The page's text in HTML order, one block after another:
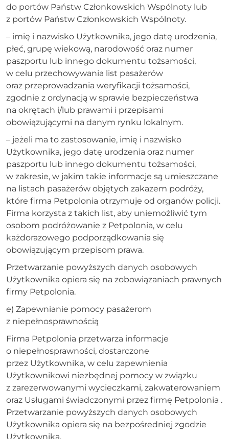
do portów Państw Członkowskich Wspólnoty lub
z portów Państw Członkowskich Wspólnoty.
– imię i nazwisko Użytkownika, jego datę urodzenia,
płeć, grupę wiekową, narodowość oraz numer
paszportu lub innego dokumentu tożsamości,
w celu przechowywania list pasażerów
oraz przeprowadzania weryfikacji tożsamości,
zgodnie z ordynacją w sprawie bezpieczeństwa
na okrętach i/lub prawami i przepisami
obowiązującymi na danym rynku lokalnym.
– jeżeli ma to zastosowanie, imię i nazwisko
Użytkownika, jego datę urodzenia oraz numer
paszportu lub innego dokumentu tożsamości,
w zakresie, w jakim takie informacje są umieszczane
na listach pasażerów objętych zakazem podróży,
które firma Petpolonia otrzymuje od organów policji.
Firma korzysta z takich list, aby uniemożliwić tym
osobom podróżowanie z Petpolonia, w celu
każdorazowego podporządkowania się
obowiązującym przepisom prawa.
Przetwarzanie powyższych danych osobowych
Użytkownika opiera się na zobowiązaniach prawnych
firmy Petpolonia.
e) Zapewnianie pomocy pasażerom
z niepełnosprawnością
Firma Petpolonia przetwarza informacje
o niepełnosprawności, dostarczone
przez Użytkownika, w celu zapewnienia
Użytkownikowi niezbędnej pomocy w związku
z zarezerwowanymi wycieczkami, zakwaterowaniem
oraz Usługami świadczonymi przez firmę Petpolonia .
Przetwarzanie powyższych danych osobowych
Użytkownika opiera się na bezpośredniej zgodzie
Użytkownika.